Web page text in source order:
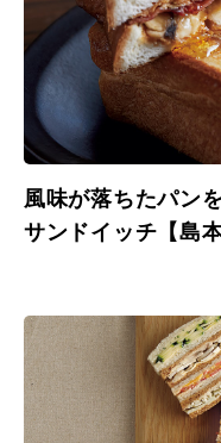
風味が落ちたパン
サンドイッチ【島